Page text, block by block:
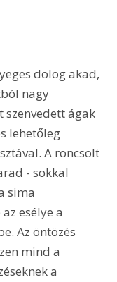
dolog akad,
nagy
szenvedett ágak
lehetőleg
A roncsolt
- sokkal
sima
esélye a
Az öntözés
mind a
a